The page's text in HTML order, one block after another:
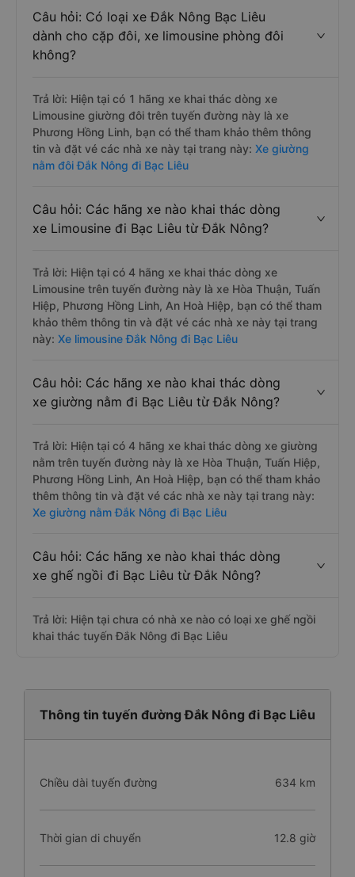
Câu hỏi: Có loại xe Đắk Nông Bạc Liêu
dành cho cặp đôi, xe limousine phòng đôi
không?
Trả lời: Hiện tại có 1 hãng xe khai thác dòng xe
Limousine giường đôi trên tuyến đường này là xe
Phương Hồng Linh, bạn có thể tham khảo thêm thông
tin và đặt vé các nhà xe này tại trang này: Xe giường
nằm đôi Đắk Nông đi Bạc Liêu
Câu hỏi: Các hãng xe nào khai thác dòng
xe Limousine đi Bạc Liêu từ Đắk Nông?
Trả lời: Hiện tại có 4 hãng xe khai thác dòng xe
Limousine trên tuyến đường này là xe Hòa Thuận, Tuấn
Hiệp, Phương Hồng Linh, An Hoà Hiệp, bạn có thể tham
khảo thêm thông tin và đặt vé các nhà xe này tại trang
này: Xe limousine Đắk Nông đi Bạc Liêu
Câu hỏi: Các hãng xe nào khai thác dòng
xe giường nằm đi Bạc Liêu từ Đắk Nông?
Trả lời: Hiện tại có 4 hãng xe khai thác dòng xe giường
nằm trên tuyến đường này là xe Hòa Thuận, Tuấn Hiệp,
Phương Hồng Linh, An Hoà Hiệp, bạn có thể tham khảo
thêm thông tin và đặt vé các nhà xe này tại trang này:
Xe giường nằm Đắk Nông đi Bạc Liêu
Câu hỏi: Các hãng xe nào khai thác dòng
xe ghế ngồi đi Bạc Liêu từ Đắk Nông?
Trả lời: Hiện tại chưa có nhà xe nào có loại xe ghế ngồi
khai thác tuyến Đắk Nông đi Bạc Liêu
Thông tin tuyến đường Đắk Nông đi Bạc Liêu
Chiều dài tuyến đường 634 km
Thời gian di chuyển 12.8 giờ